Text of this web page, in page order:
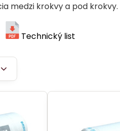
medzi krokvy a pod krokvy.
Technický list